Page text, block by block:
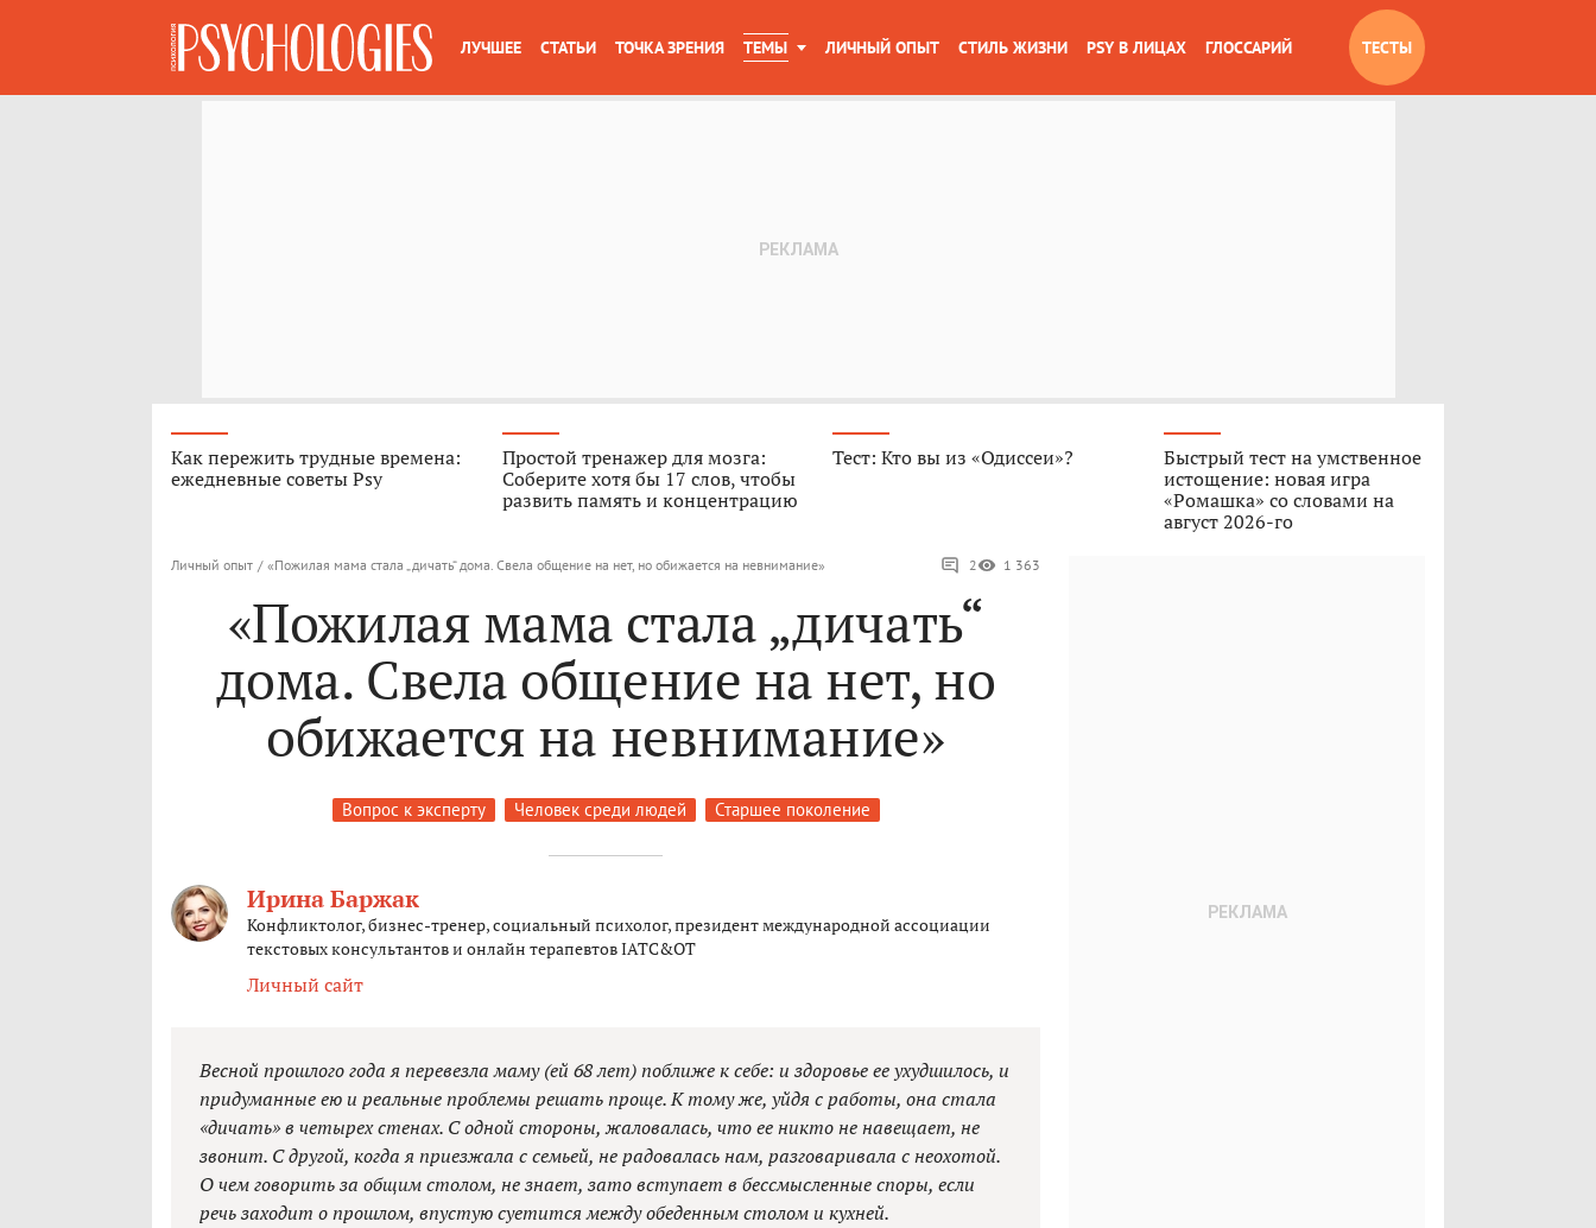
ЛУЧШЕЕ СТАТЬИ ТОЧКА ЗРЕНИЯ ТЕМЫ ЛИЧНЫЙ ОПЫТ СТИЛЬ ЖИЗНИ PSY В ЛИЦАХ ГЛОССАРИЙ ТЕСТЫ
Как пережить трудные времена:
ежедневные советы Psy
Простой тренажер для мозга:
Соберите хотя бы 17 слов, чтобы
развить память и концентрацию
Тест: Кто вы из «Одиссеи»?
Быстрый тест на умственное
истощение: новая игра
«Ромашка» со словами на
август 2026-го
Личный опыт / «Пожилая мама стала „дичать“ дома. Свела общение на нет, но обижается на невнимание» 2 1 363
«Пожилая мама стала „дичать“
дома. Свела общение на нет, но
обижается на невнимание»
Вопрос к эксперту Человек среди людей Старшее поколение
Ирина Баржак
Конфликтолог, бизнес-тренер, социальный психолог, президент международной ассоциации
текстовых консультантов и онлайн терапевтов IATC&OT
Личный сайт
Весной прошлого года я перевезла маму (ей 68 лет) поближе к себе: и здоровье ее ухудшилось, и
придуманные ею и реальные проблемы решать проще. К тому же, уйдя с работы, она стала
«дичать» в четырех стенах. С одной стороны, жаловалась, что ее никто не навещает, не
звонит. С другой, когда я приезжала с семьей, не радовалась нам, разговаривала с неохотой.
О чем говорить за общим столом, не знает, зато вступает в бессмысленные споры, если
речь заходит о прошлом, впустую суетится между обеденным столом и кухней.